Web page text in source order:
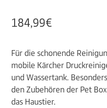
184,99€
Für die schonende
mobile Kärcher
und Wassertank.
den Zubehören der Pet
das Haustier.